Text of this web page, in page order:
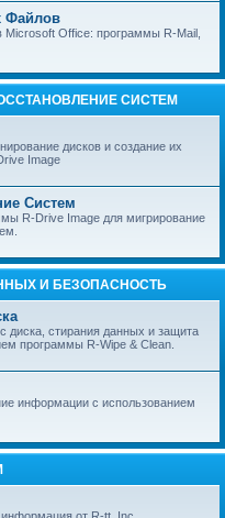
Файлов
Office: программы R-Mail,
СИСТЕМ
дисков и создание их
Image
Систем
R-Drive Image для мигрирование
И БЕЗОПАСНОСТЬ
стирания данных и защита
программы R-Wipe & Clean.
информации с использованием